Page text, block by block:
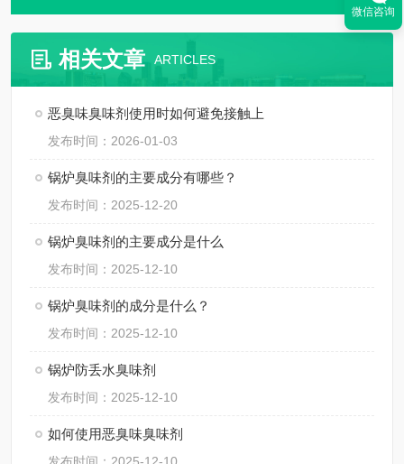
相关文章 ARTICLES
恶臭味臭味剂使用时如何避免接触上
发布时间：2026-01-03
锅炉臭味剂的主要成分有哪些？
发布时间：2025-12-20
锅炉臭味剂的主要成分是什么
发布时间：2025-12-10
锅炉臭味剂的成分是什么？
发布时间：2025-12-10
锅炉防丢水臭味剂
发布时间：2025-12-10
如何使用恶臭味臭味剂
微信咨询